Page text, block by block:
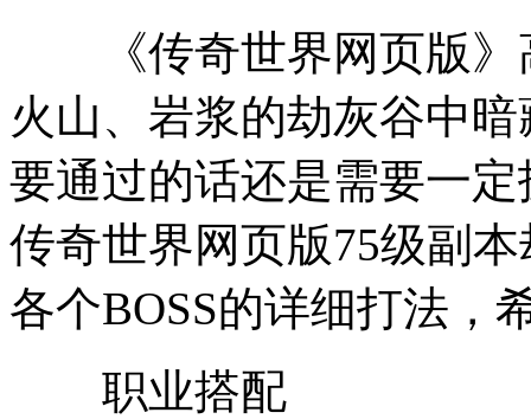
《传奇世界网页版》
火山、岩浆的劫灰谷中
要通过的话还是需要一
传奇世界网页版75级副
各个BOSS的详细打法，
职业搭配